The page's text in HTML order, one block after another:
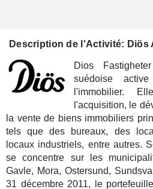
Description de l'Activité: Diös
Dios
suédoise
l'immobilier.
l'acquisition, le
la vente de biens immobiliers
tels que des bureaux, des
locaux industriels, entre autres.
se concentre sur les
Gavle, Mora, Ostersund,
31 décembre 2011, le